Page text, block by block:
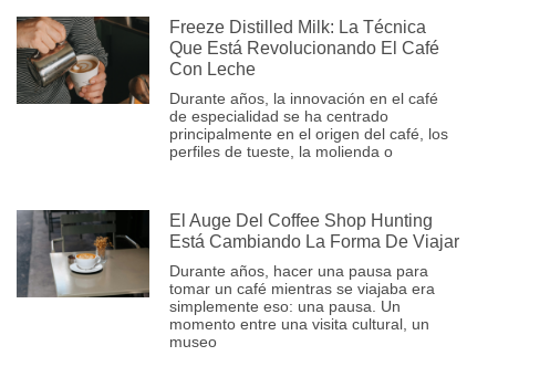
Freeze Distilled Milk: La Técnica
Que Está Revolucionando El Café
Con Leche
Durante años, la innovación en el café
de especialidad se ha centrado
principalmente en el origen del café, los
perfiles de tueste, la molienda o
El Auge Del Coffee Shop Hunting
Está Cambiando La Forma De Viajar
Durante años, hacer una pausa para
tomar un café mientras se viajaba era
simplemente eso: una pausa. Un
momento entre una visita cultural, un
museo